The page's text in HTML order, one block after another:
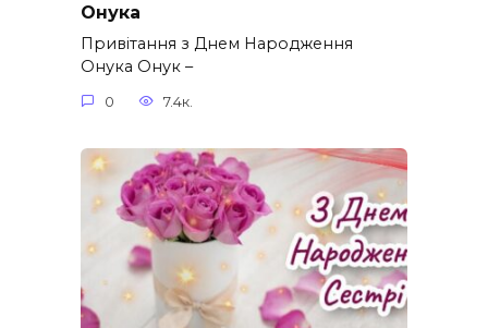
Онука
Привітання з Днем Народження
Онука Онук –
0 7.4к.